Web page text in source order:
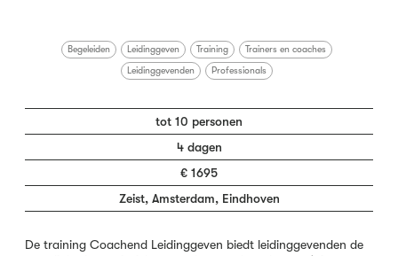
Begeleiden Leidinggeven Training
Trainers en coaches
Leidinggevenden
Professionals
tot 10 personen
4 dagen
€ 1695
Zeist, Amsterdam, Eindhoven
De training Coachend Leidinggeven biedt leidinggevenden de